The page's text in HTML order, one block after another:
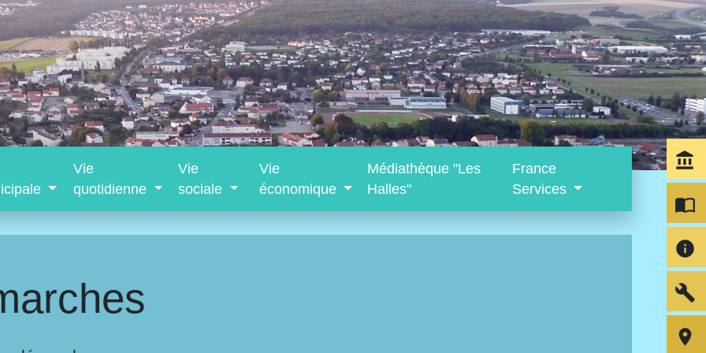
Vie
quotidienne
Vie
sociale
Vie
économique
Médiathèque "Les
Halles"
France
Services
account_balance
import_contacts
info
build
room